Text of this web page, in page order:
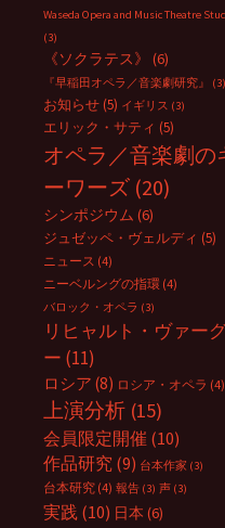
Waseda Opera and Music Theatre
(3)
《ソクラテス》 (6)
『早稲田オペラ／音楽劇研究』 (3)
お知らせ (5) イギリス (3)
エリック・サティ (5)
オペラ／音楽劇の
ーワーズ (20)
シンポジウム (6)
ジュゼッペ・ヴェルディ (5)
ニュース (4)
ニーベルングの指環 (4)
バロック・オペラ (3)
リヒャルト・ヴァー
ー (11)
ロシア (8) ロシア・オペラ (4)
上演分析 (15)
会員限定開催 (10)
作品研究 (9) 台本作家 (3)
台本研究 (4) 報告 (3) 声 (3)
実践 (10) 日本 (6)